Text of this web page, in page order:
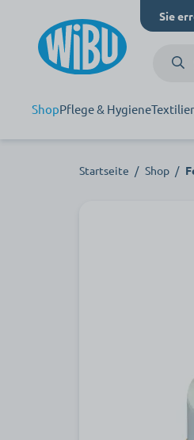
Sie
ShopPflege & Hygiene
Startseite / Shop /